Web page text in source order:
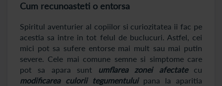
Cum recunoasteti o entorsa
Spiritul aventurier al copiilor si curiozitatea ii fac pe
acestia sa intre in tot felul de buclucuri. Astfel, cei
mici pot sa sufere entorse mai mult sau mai putin
severe. Cele mai comune semne si simptome care
pot sa apara sunt umflarea zonei afectatecu
modificarea culorii tegumentuluipana la aparitia